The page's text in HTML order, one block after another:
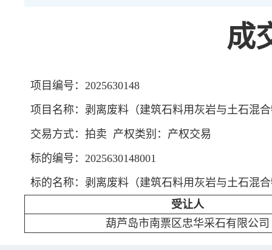
成
项目编号：2025630148
项目名称：剥离废料（建筑石料用灰岩与土石混
交易方式：拍卖 产权类别：产权交易
标的编号：2025630148001
标的名称：剥离废料（建筑石料用灰岩与土石混
受让人
葫芦岛市南票区忠华采石有限公司